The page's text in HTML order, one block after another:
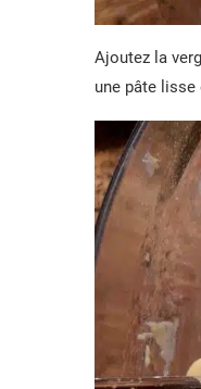
Ajoutez la
une pâte lisse